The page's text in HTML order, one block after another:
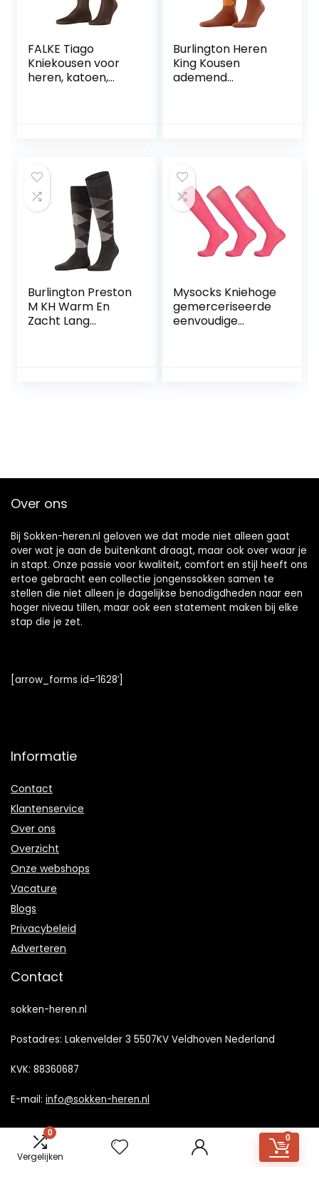
0
Vergelijken
0
FALKE Tiago
Kniekousen voor
heren, katoen,
eenkleurig, hoog
en dun, 1 paar
Burlington Heren
King Kousen
ademend
everyday ONE-
SIZE-FITS-ALL als
geschenk 1 Paar
Burlington Preston
M KH Warm En
Zacht Lang
Mysocks Kniehoge
gemerceriseerde
eenvoudige
Over ons
Bij Sokken-heren.nl geloven we dat mode niet alleen gaat
over wat je aan de buitenkant draagt, maar ook over waar je
in stapt. Onze passie voor kwaliteit, comfort en stijl heeft ons
ertoe gebracht een collectie jongenssokken samen te
stellen die niet alleen je dagelijkse benodigdheden naar een
hoger niveau tillen, maar ook een statement maken bij elke
stap die je zet.
[arrow_forms id=’1628′]
Informatie
Contact
Klantenservice
Over ons
Overzicht
Onze webshops
Vacature
Blogs
Privacybeleid
Adverteren
Contact
sokken-heren.nl
Postadres: Lakenvelder 3 5507KV Veldhoven Nederland
KVK: 88360687
E-mail: info@sokken-heren.nl